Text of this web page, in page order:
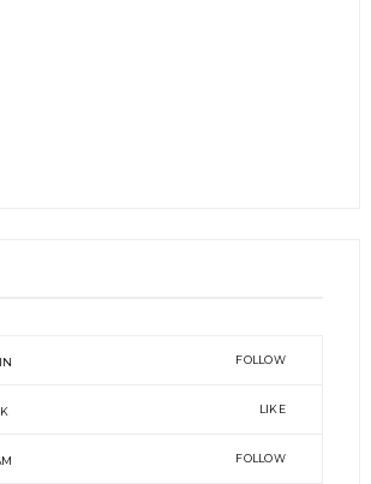
FOLLOW
LIKE
FOLLOW